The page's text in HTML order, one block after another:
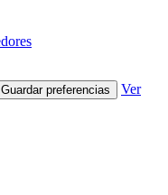
Guardar preferencias
Ver